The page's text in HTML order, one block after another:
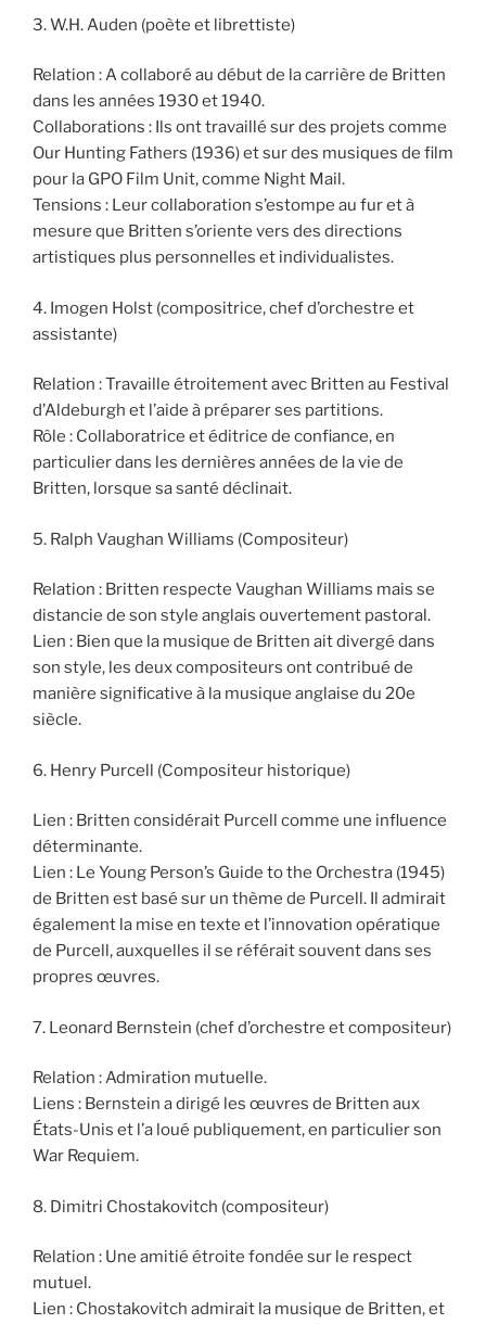
3. W.H. Auden (poète et librettiste)
Relation : A collaboré au début de la carrière de Britten
dans les années 1930 et 1940.
Collaborations : Ils ont travaillé sur des projets comme
Our Hunting Fathers (1936) et sur des musiques de film
pour la GPO Film Unit, comme Night Mail.
Tensions : Leur collaboration s’estompe au fur et à
mesure que Britten s’oriente vers des directions
artistiques plus personnelles et individualistes.
4. Imogen Holst (compositrice, chef d’orchestre et
assistante)
Relation : Travaille étroitement avec Britten au Festival
d’Aldeburgh et l’aide à préparer ses partitions.
Rôle : Collaboratrice et éditrice de confiance, en
particulier dans les dernières années de la vie de
Britten, lorsque sa santé déclinait.
5. Ralph Vaughan Williams (Compositeur)
Relation : Britten respecte Vaughan Williams mais se
distancie de son style anglais ouvertement pastoral.
Lien : Bien que la musique de Britten ait divergé dans
son style, les deux compositeurs ont contribué de
manière significative à la musique anglaise du 20e
siècle.
6. Henry Purcell (Compositeur historique)
Lien : Britten considérait Purcell comme une influence
déterminante.
Lien : Le Young Person’s Guide to the Orchestra (1945)
de Britten est basé sur un thème de Purcell. Il admirait
également la mise en texte et l’innovation opératique
de Purcell, auxquelles il se référait souvent dans ses
propres œuvres.
7. Leonard Bernstein (chef d’orchestre et compositeur)
Relation : Admiration mutuelle.
Liens : Bernstein a dirigé les œuvres de Britten aux
États-Unis et l’a loué publiquement, en particulier son
War Requiem.
8. Dimitri Chostakovitch (compositeur)
Relation : Une amitié étroite fondée sur le respect
mutuel.
Lien : Chostakovitch admirait la musique de Britten, et